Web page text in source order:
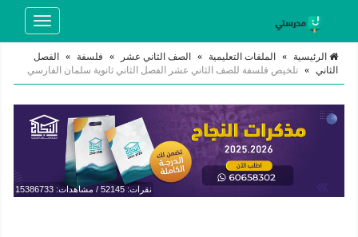
Toggle
الرئيسية » الملفات التعليمية » الصف الثاني عشر » فلسفة »
الفصل
الثاني » تلخيص فلسفة للصف الثاني عشر الفصل الثاني ثانوية سلمان الفارسي
نقرات: 52145 / مشاهدات: 15386733